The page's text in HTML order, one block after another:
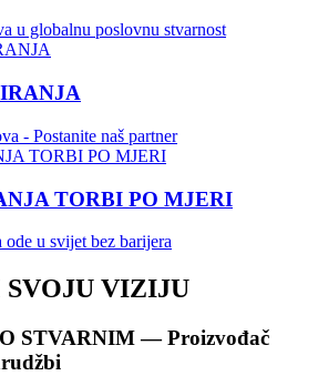
u globalnu poslovnu stvarnost
- Postanite naš partner
TORBI PO MJERI
u svijet bez barijera
VIZIJU
STVARNIM — Proizvođač